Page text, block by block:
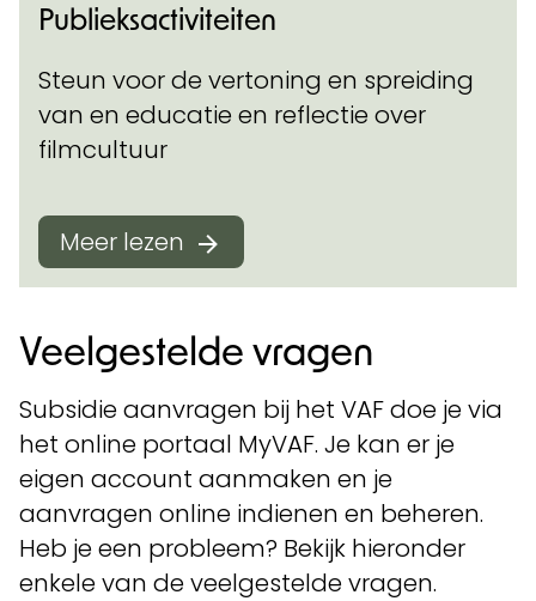
Publieksactiviteiten
Steun voor de vertoning en spreiding
van en educatie en reflectie over
filmcultuur
Meer lezen
Veelgestelde vragen
Subsidie aanvragen bij het VAF doe je via
het online portaal MyVAF. Je kan er je
eigen account aanmaken en je
aanvragen online indienen en beheren.
Heb je een probleem? Bekijk hieronder
enkele van de veelgestelde vragen.